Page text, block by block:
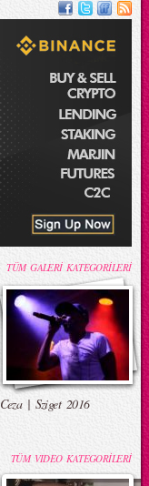
TÜM GALERİ KATEGORİLERİ
Ceza | Sziget 2016
TÜM VIDEO KATEGORİLERİ